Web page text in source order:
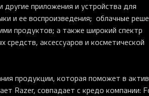
приложения и устройства для
и ее воспроизведения; облачные
продуктов; а также широкий спектр
аксессуаров и косметической
продукции, которая поможет в
Razer, совпадает с кредо компании: